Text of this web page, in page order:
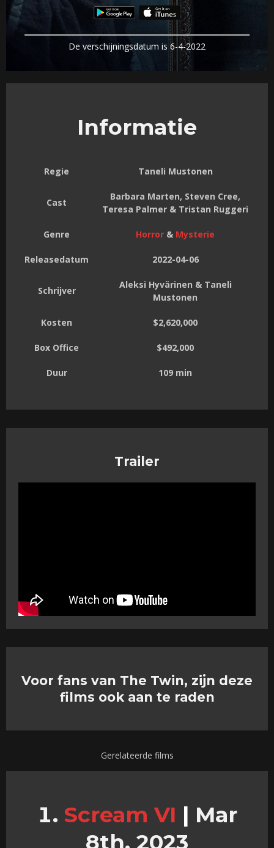
De verschijningsdatum is 6-4-2022
Informatie
Regie Taneli Mustonen
Cast
Barbara Marten, Steven Cree,
Teresa Palmer & Tristan Ruggeri
Genre Horror & Mysterie
Releasedatum 2022-04-06
Schrijver
Aleksi Hyvärinen & Taneli
Mustonen
Kosten $2,620,000
Box Office $492,000
Duur 109 min
Trailer
Voor fans van The Twin, zijn deze
films ook aan te raden
Gerelateerde films
Scream VI | Mar
8th, 2023